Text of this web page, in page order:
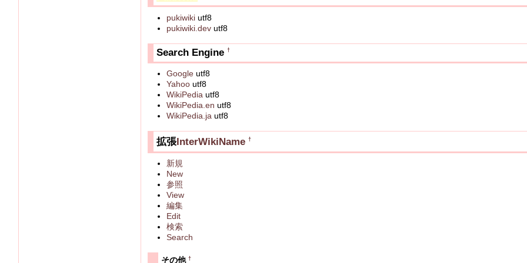
pukiwiki utf8
pukiwiki.dev utf8
Search Engine †
Google utf8
Yahoo utf8
WikiPedia utf8
WikiPedia.en utf8
WikiPedia.ja utf8
拡張InterWikiName †
新規
New
参照
View
編集
Edit
検索
Search
その他 †